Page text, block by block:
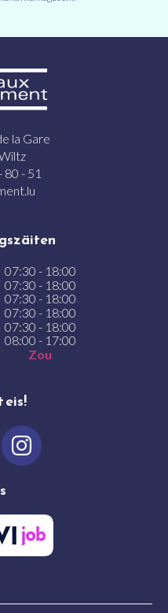
la Gare
80 - 51
07:30 - 18:00
07:30 - 18:00
07:30 - 18:00
07:30 - 18:00
07:30 - 18:00
08:00 - 17:00
Zou
eis!